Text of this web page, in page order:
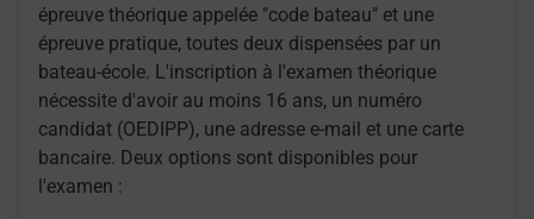
épreuve théorique appelée "code bateau" et une
épreuve pratique, toutes deux dispensées par un
bateau-école. L'inscription à l'examen théorique
nécessite d'avoir au moins 16 ans, un numéro
candidat (OEDIPP), une adresse e-mail et une carte
bancaire. Deux options sont disponibles pour
l'examen :